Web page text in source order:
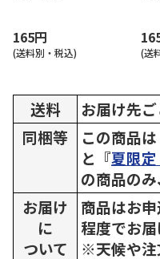
165円
(送料別・税込) (送
送料
お届け先ご
同梱等
この商品
と『夏限
の商品のみ
お届け
に
ついて
商品はお
程度でお届
※天候や注